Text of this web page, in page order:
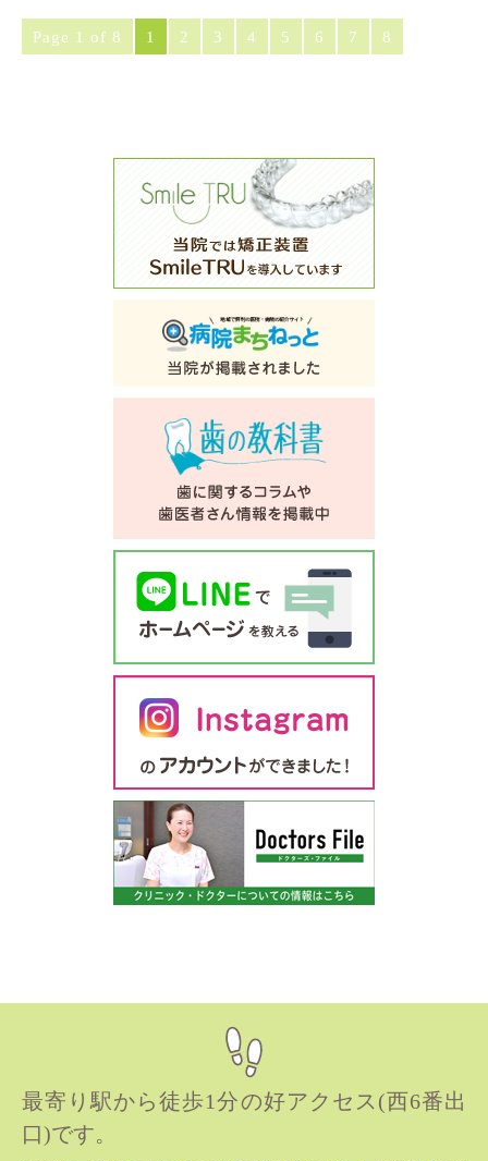
Page 1 of 8 1 2 3 4 5 6 7 8
最寄り駅から徒歩1分の好アクセス(西6番出
口)です。